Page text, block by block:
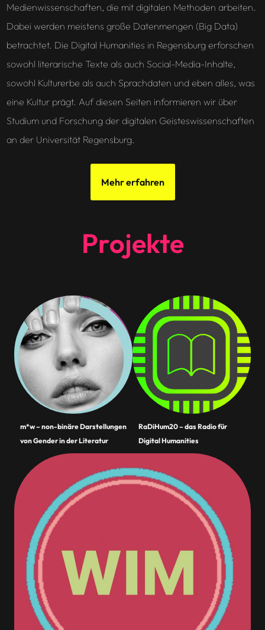
Medienwissenschaften, die mit digitalen Methoden arbeiten.
Dabei werden meistens große Datenmengen (Big Data)
betrachtet. Die Digital Humanities in Regensburg erforschen
sowohl literarische Texte als auch Social-Media-Inhalte,
sowohl Kulturerbe als auch Sprachdaten und eben alles, was
eine Kultur prägt. Auf diesen Seiten informieren wir über
Studium und Forschung der digitalen Geisteswissenschaften
an der Universität Regensburg.
Mehr erfahren
Projekte
m*w – non-binäre Darstellungen
von Gender in der Literatur
RaDiHum20 – das Radio für
Digital Humanities